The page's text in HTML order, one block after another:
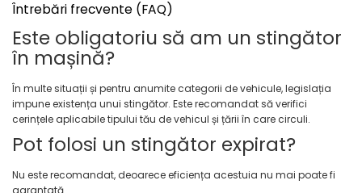
Întrebări frecvente (FAQ)
Este obligatoriu să am un stingător
în mașină?
În multe situații și pentru anumite categorii de vehicule, legislația
impune existența unui stingător. Este recomandat să verifici
cerințele aplicabile tipului tău de vehicul și țării în care circuli.
Pot folosi un stingător expirat?
Nu este recomandat, deoarece eficiența acestuia nu mai poate fi
garantată.